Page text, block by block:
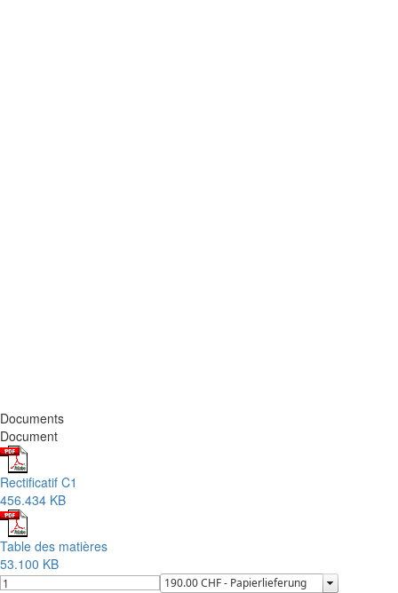
Documents
Document
Rectificatif C1
456.434 KB
Table des matières
53.100 KB